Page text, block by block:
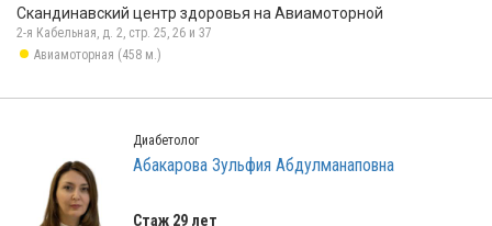
Скандинавский центр здоровья на Авиамоторной
2-я Кабельная, д. 2, стр. 25, 26 и 37
Авиамоторная (458 м.)
Диабетолог
Абакарова Зульфия Абдулманаповна
Стаж 29 лет